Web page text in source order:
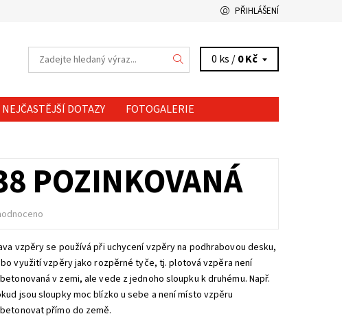
PŘIHLÁŠENÍ
0 ks /0 Kč
NEJČASTĚJŠÍ DOTAZY
FOTOGALERIE
POZINKOVANÁ
vzpěry se používá při uchycení vzpěry na podhrabovou desku,
využití vzpěry jako rozpěrné tyče, tj. plotová vzpěra není
v zemi, ale vede z jednoho sloupku k druhému. Např.
jsou sloupky moc blízko u sebe a není místo vzpěru
přímo do země.